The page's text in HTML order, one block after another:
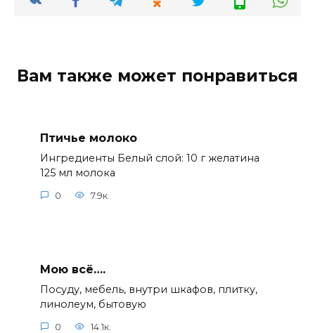
Вам также может понравиться
Птичье молоко
Ингредиенты Белый слой: 10 г желатина
125 мл молока
0 7.9к.
Мою всё….
Посуду, мебель, внутри шкафов, плитку,
линолеум, бытовую
0 14.1к.